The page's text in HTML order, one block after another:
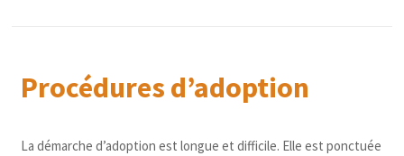
Procédures d’adoption
La démarche d’adoption est longue et difficile. Elle est ponctuée